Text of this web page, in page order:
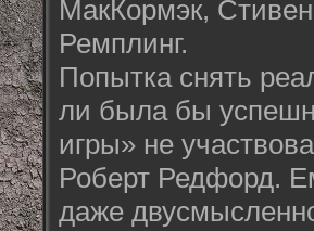
МакКормэк,
Ремплинг.
Попытка снять
ли была бы
игры» не
Роберт Редфорд.
даже